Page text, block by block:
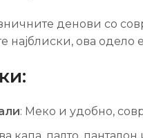
денови со
најблиски, ова одело
: Меко и удобно,